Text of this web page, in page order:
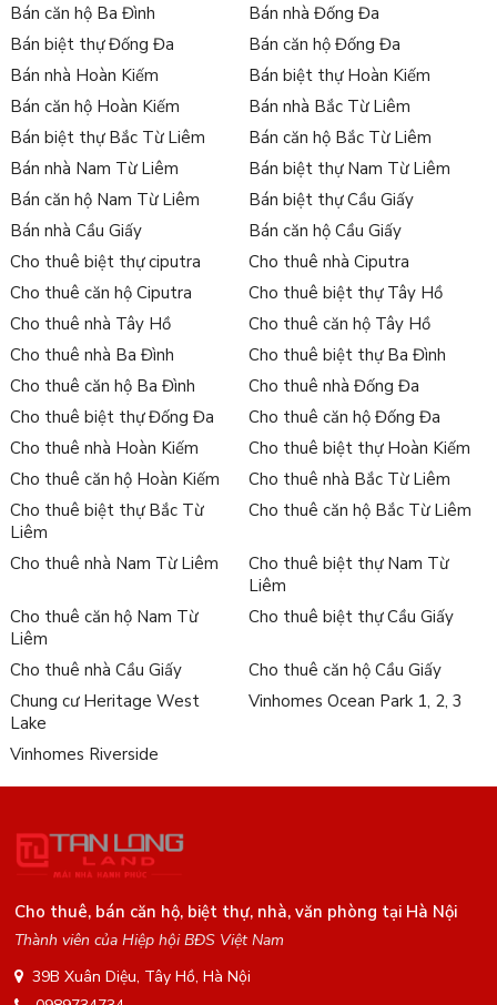
Bán căn hộ Ba Đình
Bán nhà Đống Đa
Bán biệt thự Đống Đa
Bán căn hộ Đống Đa
Bán nhà Hoàn Kiếm
Bán biệt thự Hoàn Kiếm
Bán căn hộ Hoàn Kiếm
Bán nhà Bắc Từ Liêm
Bán biệt thự Bắc Từ Liêm
Bán căn hộ Bắc Từ Liêm
Bán nhà Nam Từ Liêm
Bán biệt thự Nam Từ Liêm
Bán căn hộ Nam Từ Liêm
Bán biệt thự Cầu Giấy
Bán nhà Cầu Giấy
Bán căn hộ Cầu Giấy
Cho thuê biệt thự ciputra
Cho thuê nhà Ciputra
Cho thuê căn hộ Ciputra
Cho thuê biệt thự Tây Hồ
Cho thuê nhà Tây Hồ
Cho thuê căn hộ Tây Hồ
Cho thuê nhà Ba Đình
Cho thuê biệt thự Ba Đình
Cho thuê căn hộ Ba Đình
Cho thuê nhà Đống Đa
Cho thuê biệt thự Đống Đa
Cho thuê căn hộ Đống Đa
Cho thuê nhà Hoàn Kiếm
Cho thuê biệt thự Hoàn Kiếm
Cho thuê căn hộ Hoàn Kiếm
Cho thuê nhà Bắc Từ Liêm
Cho thuê biệt thự Bắc Từ
Liêm
Cho thuê căn hộ Bắc Từ Liêm
Cho thuê nhà Nam Từ Liêm
Cho thuê biệt thự Nam Từ
Liêm
Cho thuê căn hộ Nam Từ
Liêm
Cho thuê biệt thự Cầu Giấy
Cho thuê nhà Cầu Giấy
Cho thuê căn hộ Cầu Giấy
Chung cư Heritage West
Lake
Vinhomes Ocean Park 1, 2, 3
Vinhomes Riverside
Cho thuê, bán căn hộ, biệt thự, nhà, văn phòng tại Hà Nội
Thành viên của Hiệp hội BĐS Việt Nam
39B Xuân Diệu, Tây Hồ, Hà Nội